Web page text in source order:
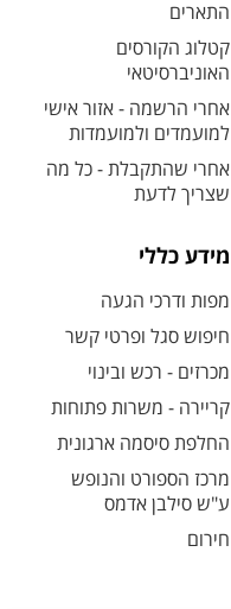
התארים
קטלוג הקורסים
האוניברסיטאי
אחרי הרשמה - אזור אישי
למועמדים ולמועמדות
אחרי שהתקבלת - כל מה
שצריך לדעת
מידע כללי
מפות ודרכי הגעה
חיפוש סגל ופרטי קשר
מכרזים - רכש ובינוי
קריירה - משרות פתוחות
החלפת סיסמה ארגונית
מרכז הספורט והנופש
ע"ש סילבן אדמס
חירום